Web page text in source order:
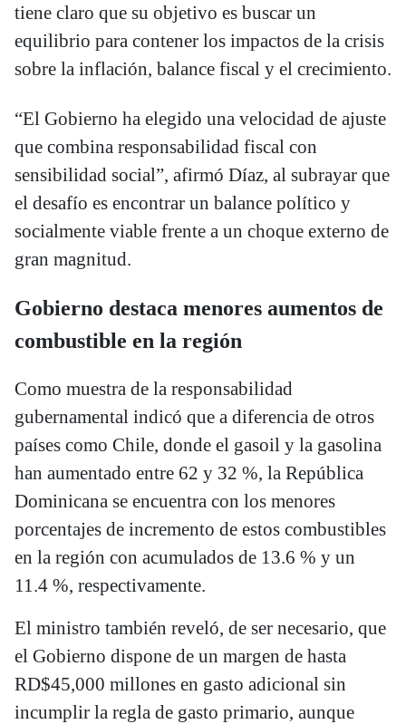
tiene claro que su objetivo es buscar un
equilibrio para contener los impactos de la crisis
sobre la inflación, balance fiscal y el crecimiento.
“El Gobierno ha elegido una velocidad de ajuste
que combina responsabilidad fiscal con
sensibilidad social”, afirmó Díaz, al subrayar que
el desafío es encontrar un balance político y
socialmente viable frente a un choque externo de
gran magnitud.
Gobierno destaca menores aumentos de
combustible en la región
Como muestra de la responsabilidad
gubernamental indicó que a diferencia de otros
países como Chile, donde el gasoil y la gasolina
han aumentado entre 62 y 32 %, la República
Dominicana se encuentra con los menores
porcentajes de incremento de estos combustibles
en la región con acumulados de 13.6 % y un
11.4 %, respectivamente.
El ministro también reveló, de ser necesario, que
el Gobierno dispone de un margen de hasta
RD$45,000 millones en gasto adicional sin
incumplir la regla de gasto primario, aunque